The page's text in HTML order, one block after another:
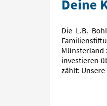
Deine
Die L.B.
Münsterland
investieren
zählt: